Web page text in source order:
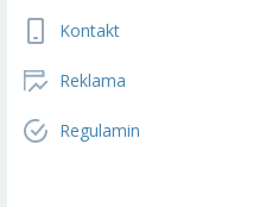
Kontakt
Reklama
Regulamin